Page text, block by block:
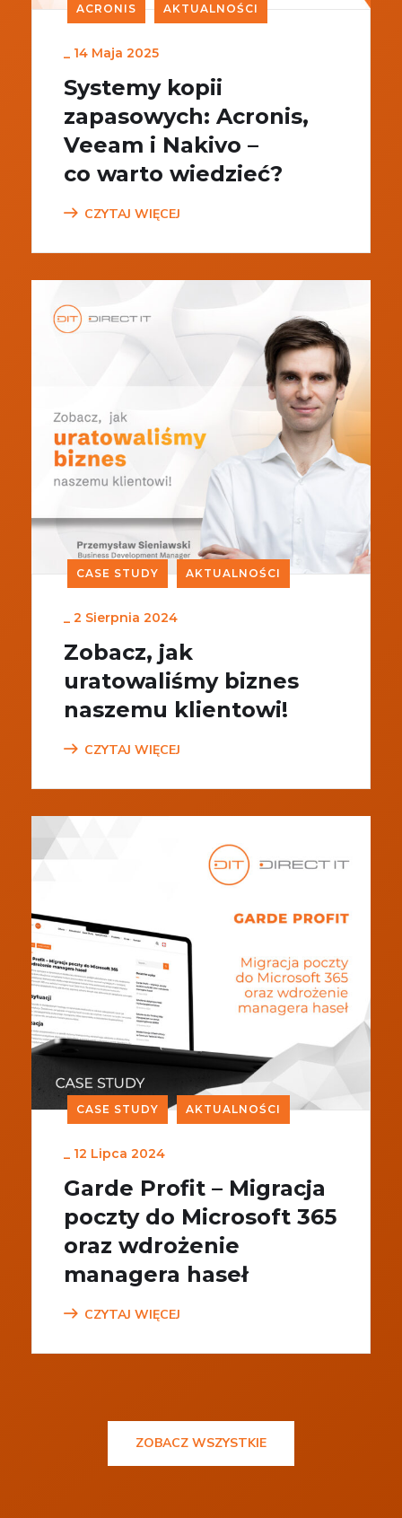
ACRONIS AKTUALNOŚCI
_ 14 Maja 2025
Systemy kopii
zapasowych: Acronis,
Veeam i Nakivo –
co warto wiedzieć?
CZYTAJ WIĘCEJ
CASE STUDY AKTUALNOŚCI
_ 2 Sierpnia 2024
Zobacz, jak
uratowaliśmy biznes
naszemu klientowi!
CZYTAJ WIĘCEJ
CASE STUDY AKTUALNOŚCI
_ 12 Lipca 2024
Garde Profit – Migracja
poczty do Microsoft 365
oraz wdrożenie
managera haseł
CZYTAJ WIĘCEJ
ZOBACZ WSZYSTKIE